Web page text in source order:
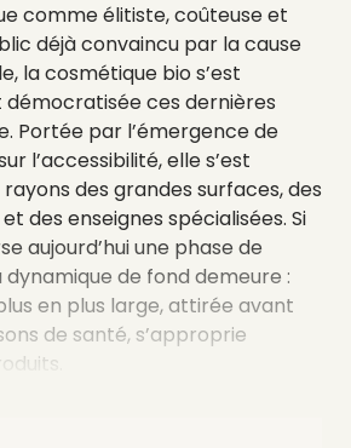
comme élitiste, coûteuse et
déjà convaincu par la cause
la cosmétique bio s’est
ces dernières
Portée par l’émergence de
l’accessibilité, elle s’est
des grandes surfaces, des
des enseignes spécialisées. Si
aujourd’hui une phase de
de fond demeure :
en plus large, attirée avant
de santé, s’approprie